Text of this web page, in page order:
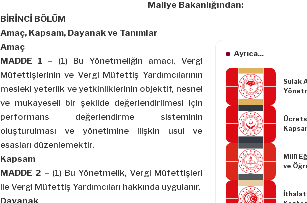
Maliye Bakanlığından:
BİRİNCİ BÖLÜM
Amaç, Kapsam, Dayanak ve Tanımlar
Ayrıca...
Sulak
Millî
ve
Amaç
MADDE 1 – (1) Bu Yönetmeliğin amacı, Vergi
Müfettişlerinin ve Vergi Müfettiş Yardımcılarının
mesleki yeterlik ve yetkinliklerinin objektif, nesnel
ve mukayeseli bir şekilde değerlendirilmesi için
performans değerlendirme sisteminin
oluşturulması ve yönetimine ilişkin usul ve
esasları düzenlemektir.
Kapsam
MADDE 2 – (1) Bu Yönetmelik, Vergi Müfettişleri
ile Vergi Müfettiş Yardımcıları hakkında uygulanır.
Dayanak